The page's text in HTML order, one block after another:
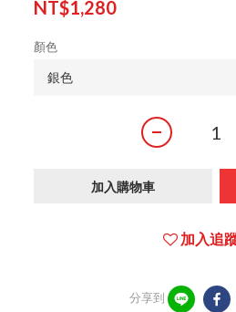
NT$1,280
顏色
加入購物車
加入追
分享到